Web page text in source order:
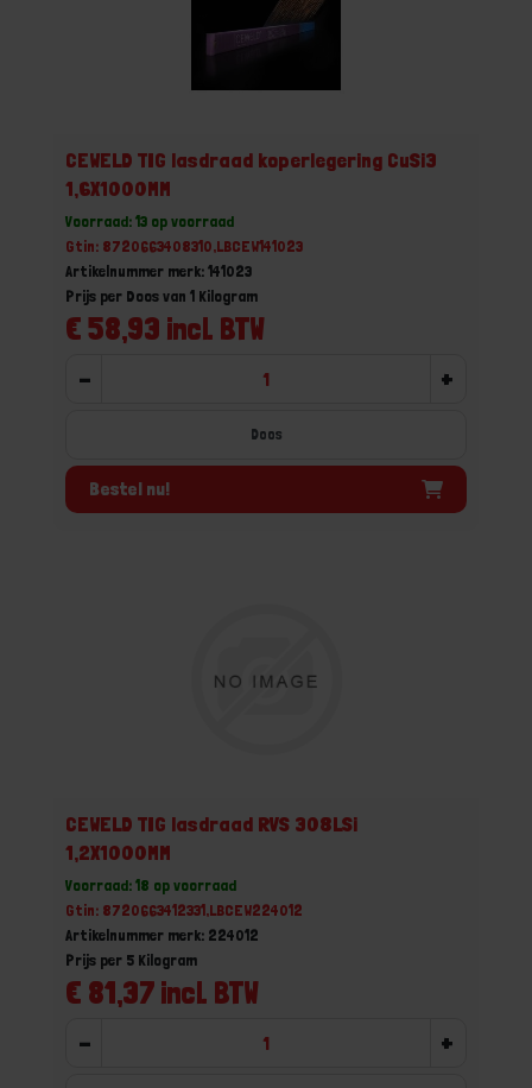
CEWELD TIG lasdraad koperlegering CuSi3
1,6X1000MM
Voorraad: 13 op voorraad
Gtin: 8720663408310,LBCEW141023
Artikelnummer merk: 141023
€ 58,93 incl. BTW
Prijs per Doos van 1 Kilogram
- +
Doos
Bestel nu!
CEWELD TIG lasdraad RVS 308LSi
1,2X1000MM
Voorraad: 18 op voorraad
Gtin: 8720663412331,LBCEW224012
Artikelnummer merk: 224012
€ 81,37 incl. BTW
Prijs per 5 Kilogram
- +